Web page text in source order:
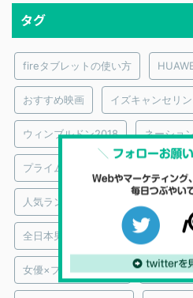
タグ
fireタブレットの使い方
おすすめ映画 イズキャンセリ
ウィンブルドン2018 ネーショ
プライムビデオ｜おすすめ映画監督
人気ランキング
全日本男子バレーボール
女優×プライムビデオ 実際に買